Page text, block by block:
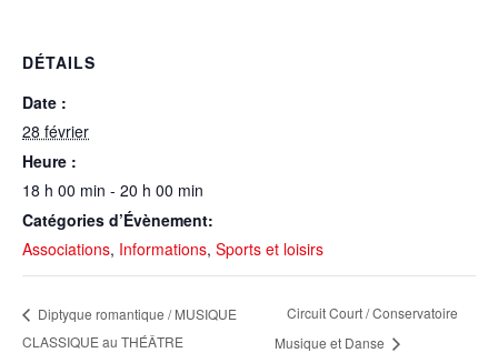
DÉTAILS
Date :
28 février
Heure :
18 h 00 min - 20 h 00 min
Catégories d’Évènement:
Associations, Informations, Sports et loisirs
Diptyque romantique / MUSIQUE
CLASSIQUE au THÉÂTRE
Circuit Court / Conservatoire
Musique et Danse